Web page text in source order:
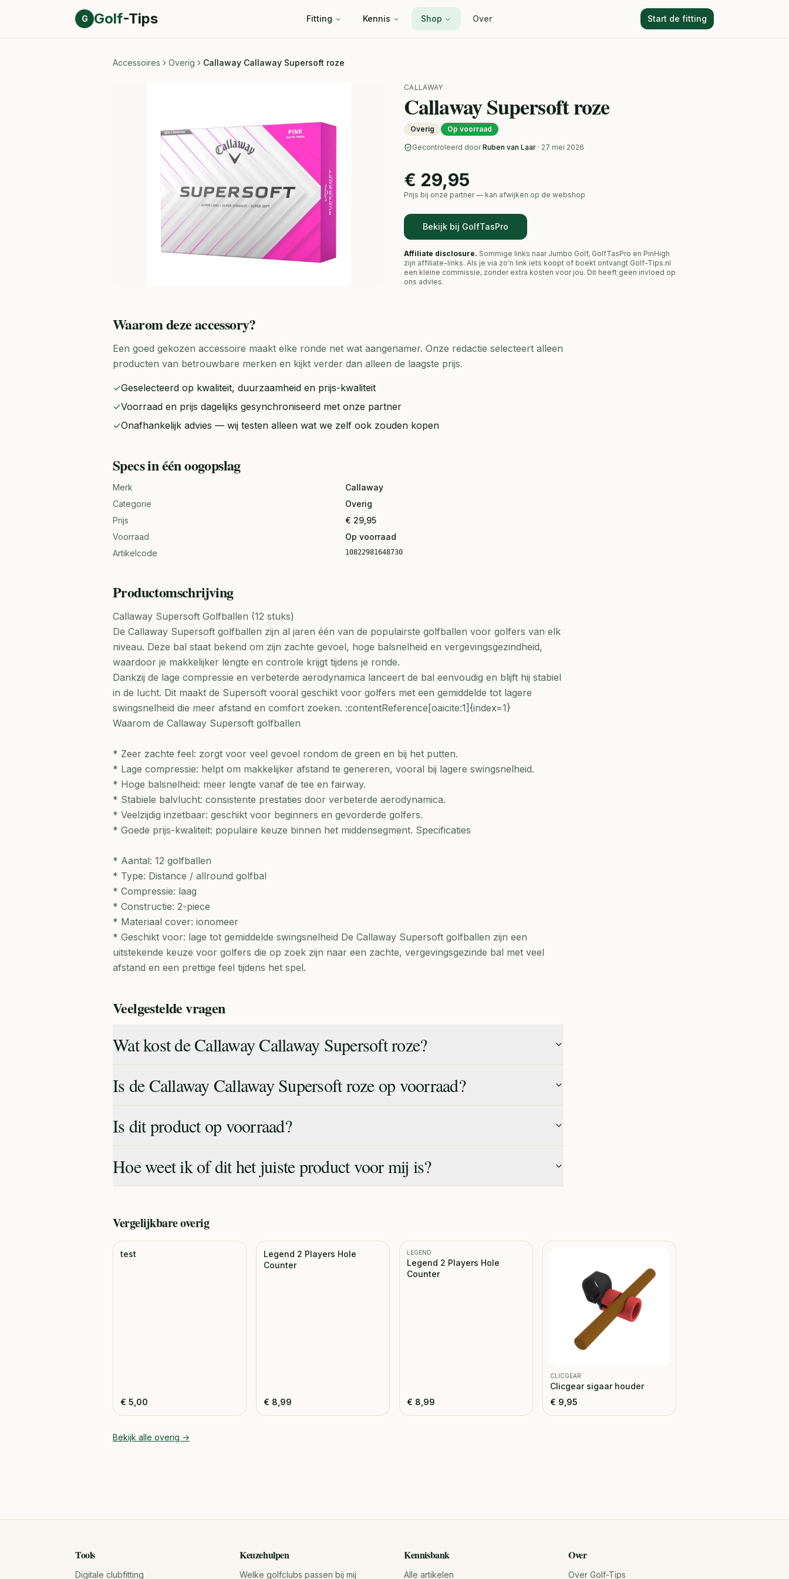
Direct naar inhoud
G Golf-Tips Fitting Kennis Shop Over Start de fitting
Accessoires Overig Callaway Callaway Supersoft roze
CALLAWAY
Callaway Supersoft roze
Overig Op voorraad
Gecontroleerd door Ruben van Laar · 27 mei 2026
€ 29,95
Prijs bij onze partner — kan afwijken op de webshop
Bekijk bij GolfTasPro
Affiliate disclosure. Sommige links naar Jumbo Golf, GolfTasPro en PinHigh
zijn affiliate-links. Als je via zo'n link iets koopt of boekt ontvangt Golf-Tips.nl
een kleine commissie, zonder extra kosten voor jou. Dit heeft geen invloed op
ons advies.
Waarom dezeaccessory?
Een goed gekozen accessoire maakt elke ronde net wat aangenamer. Onze redactie selecteert alleen
producten van betrouwbare merken en kijkt verder dan alleen de laagste prijs.
✓Geselecteerd op kwaliteit, duurzaamheid en prijs-kwaliteit
✓Voorraad en prijs dagelijks gesynchroniseerd met onze partner
✓Onafhankelijk advies — wij testen alleen wat we zelf ook zouden kopen
Specs in één oogopslag
Merk
Callaway
Categorie
Overig
Prijs
€ 29,95
Voorraad
Op voorraad
Artikelcode
10822981648730
Productomschrijving
Callaway Supersoft Golfballen (12 stuks)
De Callaway Supersoft golfballen zijn al jaren één van de populairste golfballen voor golfers van elk
niveau. Deze bal staat bekend om zijn zachte gevoel, hoge balsnelheid en vergevingsgezindheid,
waardoor je makkelijker lengte en controle krijgt tijdens je ronde.
Dankzij de lage compressie en verbeterde aerodynamica lanceert de bal eenvoudig en blijft hij stabiel
in de lucht. Dit maakt de Supersoft vooral geschikt voor golfers met een gemiddelde tot lagere
swingsnelheid die meer afstand en comfort zoeken. :contentReference[oaicite:1]{index=1}
Waarom de Callaway Supersoft golfballen
* Zeer zachte feel: zorgt voor veel gevoel rondom de green en bij het putten.
* Lage compressie: helpt om makkelijker afstand te genereren, vooral bij lagere swingsnelheid.
* Hoge balsnelheid: meer lengte vanaf de tee en fairway.
* Stabiele balvlucht: consistente prestaties door verbeterde aerodynamica.
* Veelzijdig inzetbaar: geschikt voor beginners en gevorderde golfers.
* Goede prijs-kwaliteit: populaire keuze binnen het middensegment. Specificaties
* Aantal: 12 golfballen
* Type: Distance / allround golfbal
* Compressie: laag
* Constructie: 2-piece
* Materiaal cover: ionomeer
* Geschikt voor: lage tot gemiddelde swingsnelheid De Callaway Supersoft golfballen zijn een
uitstekende keuze voor golfers die op zoek zijn naar een zachte, vergevingsgezinde bal met veel
afstand en een prettige feel tijdens het spel.
Veelgestelde vragen
Wat kost de Callaway Callaway Supersoft roze?
Is de Callaway Callaway Supersoft roze op voorraad?
Is dit product op voorraad?
Hoe weet ik of dit het juiste product voor mij is?
Vergelijkbareoverig
test
€ 5,00
Legend 2 Players Hole
Counter
€ 8,99
LEGEND
Legend 2 Players Hole
Counter
€ 8,99
CLICGEAR
Clicgear sigaar houder
€ 9,95
Bekijk alle overig →
Tools
Digitale clubfitting
Keuzehulpen
Welke golfclubs passen bij mij
Kennisbank
Alle artikelen
Over
Over Golf-Tips